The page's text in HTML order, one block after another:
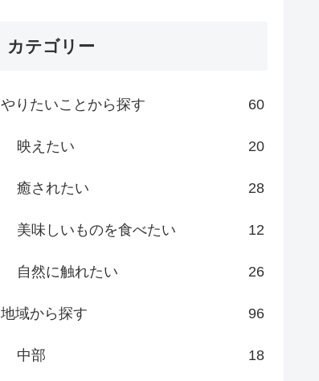
カテゴリー
やりたいことから探す 60
映えたい 20
癒されたい 28
美味しいものを食べたい 12
自然に触れたい 26
地域から探す 96
中部 18